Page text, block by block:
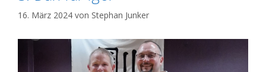
16. März 2024 von Stephan Junker